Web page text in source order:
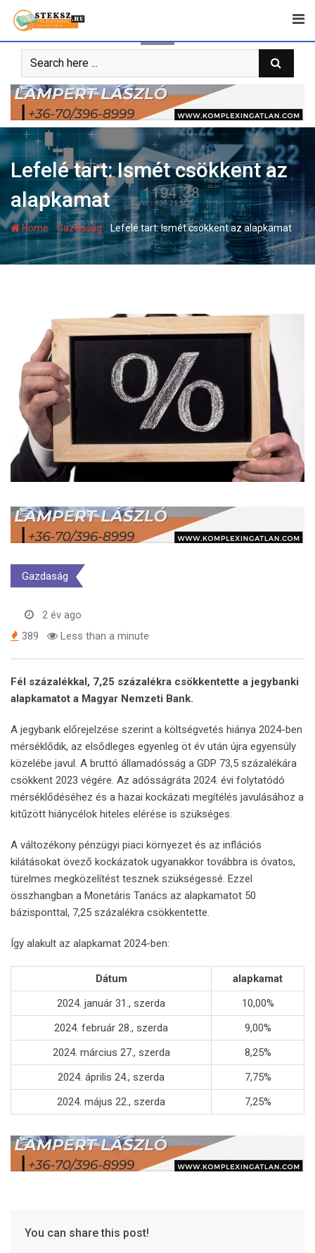
content
Lefelé tart: Ismét csökkent az
alapkamat
Home -Gazdaság- Lefelé tart: Ismét csökkent az alapkamat
Gazdaság
2 év ago
389
Less than a minute
Fél százalékkal, 7,25 százalékra csökkentette a jegybanki
alapkamatot a Magyar Nemzeti Bank.
A jegybank előrejelzése szerint a költségvetés hiánya 2024-ben
mérséklődik, az elsődleges egyenleg öt év után újra egyensúly
közelébe javul. A bruttó államadósság a GDP 73,5 százalékára
csökkent 2023 végére. Az adósságráta 2024. évi folytatódó
mérséklődéséhez és a hazai kockázati megítélés javulásához a
kitűzött hiánycélok hiteles elérése is szükséges.
A változékony pénzügyi piaci környezet és az inflációs
kilátásokat övező kockázatok ugyanakkor továbbra is óvatos,
türelmes megközelítést tesznek szükségessé. Ezzel
összhangban a Monetáris Tanács az alapkamatot 50
bázisponttal, 7,25 százalékra csökkentette.
Így alakult az alapkamat 2024-ben:
Dátum
alapkamat
2024. január 31., szerda
10,00%
2024. február 28., szerda
9,00%
2024. március 27., szerda
8,25%
2024. április 24., szerda
7,75%
2024. május 22., szerda
7,25%
You can share this post!